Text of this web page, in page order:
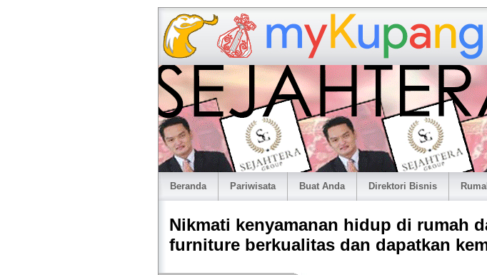
Beranda Pariwisata Buat Anda Direktori Bisnis
Nikmati kenyamanan hidup di rumah
furniture berkualitas dan dapatkan